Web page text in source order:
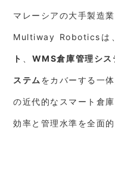
マレーシアの大手製造
Multiway Robotics は
ト WMS倉庫管理シス
ステム をカバーする一
の近代的なスマート倉
効率と管理水準を全面